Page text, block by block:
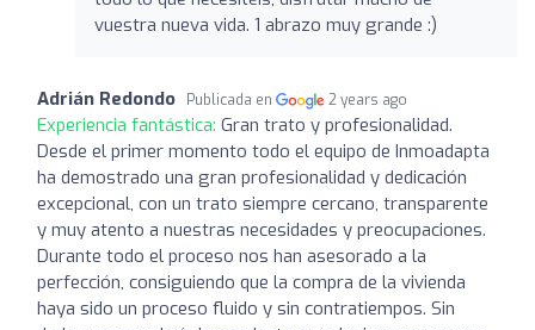
vuestra nueva vida. 1 abrazo muy grande :)
Adrián Redondo Publicada en 2 years ago
Experiencia fantástica: Gran trato y profesionalidad.
Desde el primer momento todo el equipo de Inmoadapta
ha demostrado una gran profesionalidad y dedicación
excepcional, con un trato siempre cercano, transparente
y muy atento a nuestras necesidades y preocupaciones.
Durante todo el proceso nos han asesorado a la
perfección, consiguiendo que la compra de la vivienda
haya sido un proceso fluido y sin contratiempos. Sin